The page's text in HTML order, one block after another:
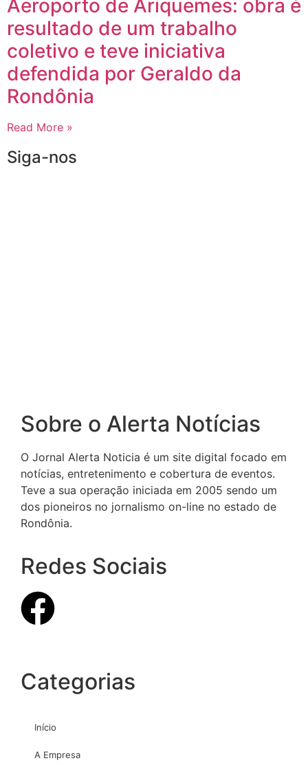
Aeroporto de Ariquemes: obra é
resultado de um trabalho
coletivo e teve iniciativa
defendida por Geraldo da
Rondônia
Read More »
Siga-nos
Sobre o Alerta Notícias
O Jornal Alerta Noticia é um site digital focado em
notícias, entretenimento e cobertura de eventos.
Teve a sua operação iniciada em 2005 sendo um
dos pioneiros no jornalismo on-line no estado de
Rondônia.
Redes Sociais
Categorias
Início
A Empresa